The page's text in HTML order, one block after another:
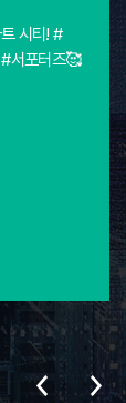
시티! #
서포터즈🥰